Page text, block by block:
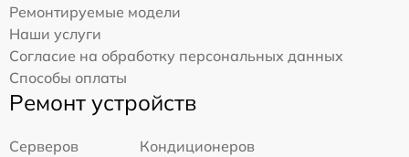
Ремонтируемые модели
Наши услуги
Согласие на обработку персональных данных
Способы оплаты
Ремонт устройств
Серверов
Кондиционеров